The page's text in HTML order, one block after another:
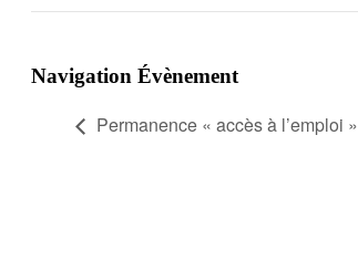
Navigation Évènement
Permanence « accès à l’emploi »